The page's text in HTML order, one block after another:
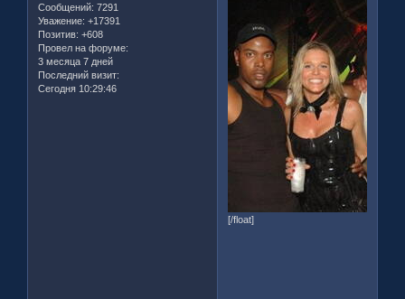
Сообщений: 7291
Уважение: +17391
Позитив: +608
Провел на форуме:
3 месяца 7 дней
Последний визит:
Сегодня 10:29:46
[/float]